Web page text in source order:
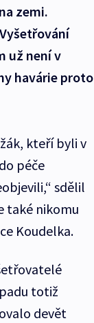
zemi.
už není v
havárie proto
kteří byli v
péče
sdělil
také nikomu
Koudelka.
totiž
devět